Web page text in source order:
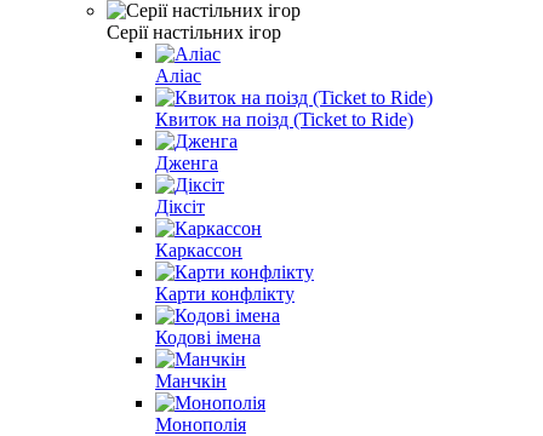
Серії настільних ігор
Аліас
Квиток на поізд (Ticket to Ride)
Дженга
Діксіт
Каркассон
Карти конфлікту
Кодові імена
Манчкін
Монополія